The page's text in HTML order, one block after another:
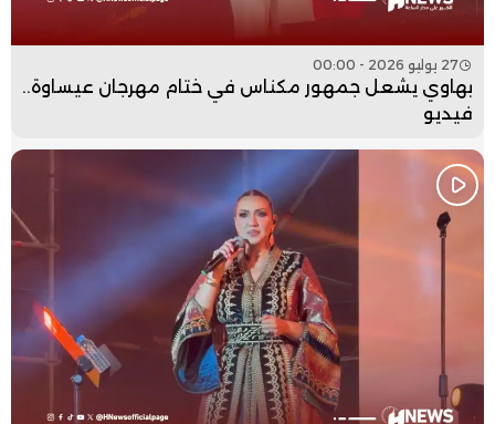
27 يوليو 2026 - 00:00
بهاوي يشعل جمهور مكناس في ختام مهرجان عيساوة..
فيديو